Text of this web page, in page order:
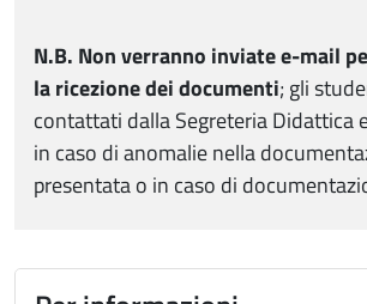
N.B. Non verranno inviate e-mail
la ricezione dei documenti; gli
contattati dalla Segreteria Didattica
in caso di anomalie nella
presentata o in caso di